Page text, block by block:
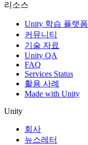
리소스
Unity 학습 플랫폼
커뮤니티
기술 자료
Unity QA
FAQ
Services Status
활용 사례
Made with Unity
Unity
회사
뉴스레터